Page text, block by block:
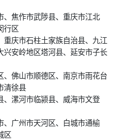
焦作市武陟县、重庆市江北
行区
庆市石柱土家族自治县、九江
安岭地区塔河县、延安市子长
佛山市顺德区、南京市雨花台
清徐县
、漯河市临颍县、威海市文登
广州市天河区、白城市通榆
区